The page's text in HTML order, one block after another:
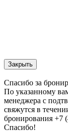
Закрыть
Спасибо за
По указанному
менеджера с
свяжутся в
бронирования +7
Спасибо!